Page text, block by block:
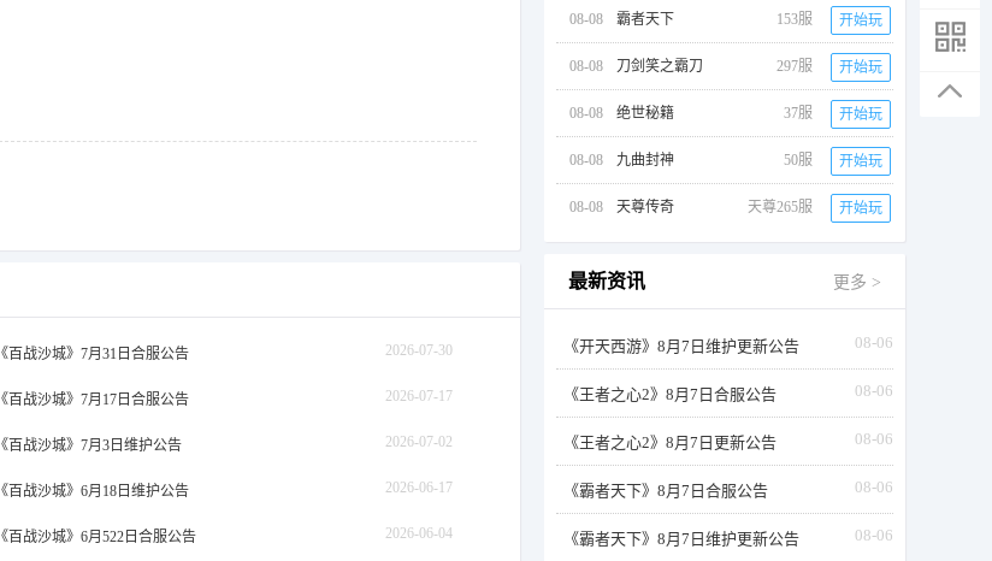
2026-07-30
《百战沙城》7月31日合服公告
2026-07-17
《百战沙城》7月17日合服公告
2026-07-02
《百战沙城》7月3日维护公告
2026-06-17
《百战沙城》6月18日维护公告
2026-06-04
《百战沙城》6月522日合服公告
08-08 霸者天下 153服 开始玩
08-08 刀剑笑之霸刀 297服 开始玩
08-08 绝世秘籍 37服 开始玩
08-08 九曲封神 50服 开始玩
08-08 天尊传奇 天尊265服 开始玩
最新资讯 更多 >
08-06
《开天西游》8月7日维护更新公告
08-06
《王者之心2》8月7日合服公告
08-06
《王者之心2》8月7日更新公告
08-06
《霸者天下》8月7日合服公告
08-06
《霸者天下》8月7日维护更新公告